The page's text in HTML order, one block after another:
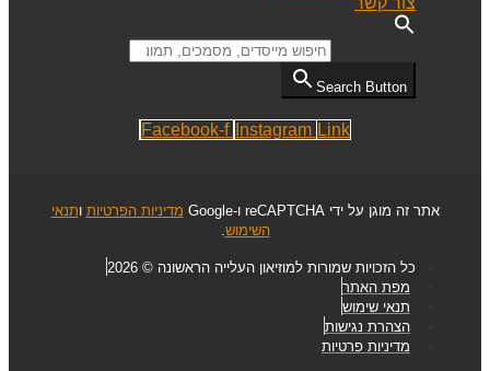
Search Button
Facebook-f Instagram Link
אתר זה מוגן על ידי reCAPTCHA ו-Google מדיניות הפרטיות ותנאי
השימוש
כל הזכויות שמורות למוזיאון העלייה הראשונה © 2026
מפת האתר
תנאי שימוש
הצהרת נגישות
מדיניות פרטיות